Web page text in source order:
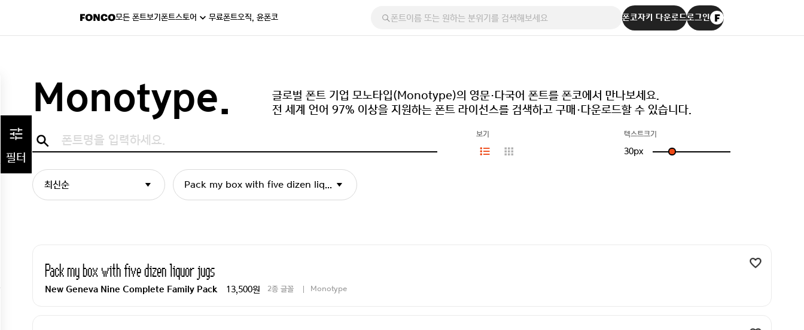
모든 폰트보기폰트스토어 무료폰트오직, 윤폰코 폰코자키 다운로드로그인
Monotype.
글로벌 폰트 기업 모노타입(Monotype)의 영문·다국어 폰트를 폰코에서 만나보세요.
전 세계 언어 97% 이상을 지원하는 폰트 라이선스를 검색하고 구매·다운로드할 수 있습니다.
필터
보기 텍스트크기
30px
최신순 Pack my box with five dizen liquor jugs
Pack my box with five dizen liquor jugs
New Geneva Nine Complete Family Pack 13,500원 2종 글꼴 Monotype